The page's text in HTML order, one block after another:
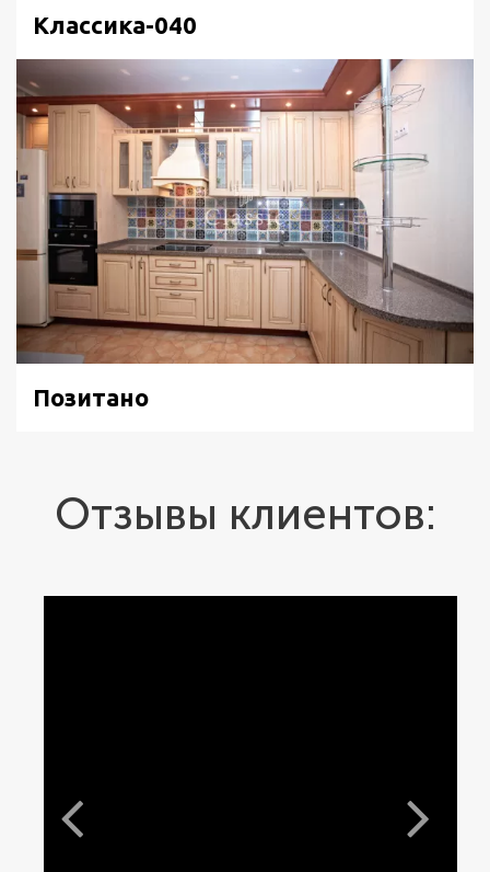
Классика-040
Позитано
Отзывы клиентов: